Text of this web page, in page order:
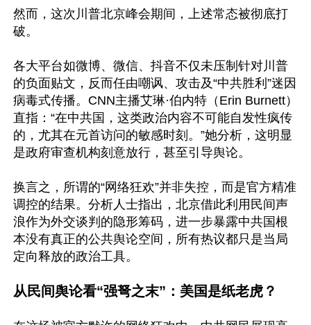
然而，这次川普北京峰会期间，上述常态被彻底打
破。
各大平台如微博、微信、抖音不仅未压制针对川普
的负面贴文，反而任由嘲讽、攻击及“中共胜利”迷因
病毒式传播。CNN主播艾琳·伯内特（Erin Burnett）
直指：“在中共国，这类政治内容不可能自发性疯传
的，尤其在元首访问的敏感时刻。”她分析，这明显
是政府审查机构刻意放行，甚至引导舆论。
换言之，所谓的“网络狂欢”并非失控，而是官方精准
调控的结果。分析人士指出，北京借此利用民间声
浪作为外交谈判的隐形筹码，进一步暴露中共国根
本没有真正的公共舆论空间，所有热议都只是当局
定向释放的政治工具。
从民间舆论看“强弩之末”：美国是纸老虎？